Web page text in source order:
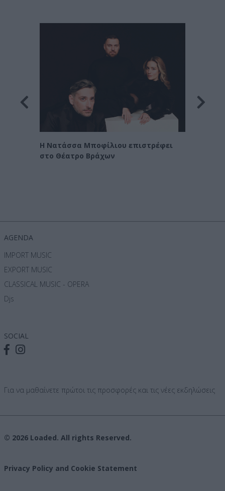
Η Νατάσσα Μποφίλιου επιστρέφει
στο Θέατρο Βράχων
AGENDA
IMPORT MUSIC
EXPORT MUSIC
CLASSICAL MUSIC - OPERA
Djs
SOCIAL
Για να μαθαίνετε πρώτοι τις προσφορές και τις νέες εκδηλώσεις
© 2026 Loaded. All rights Reserved.
Privacy Policy and Cookie Statement